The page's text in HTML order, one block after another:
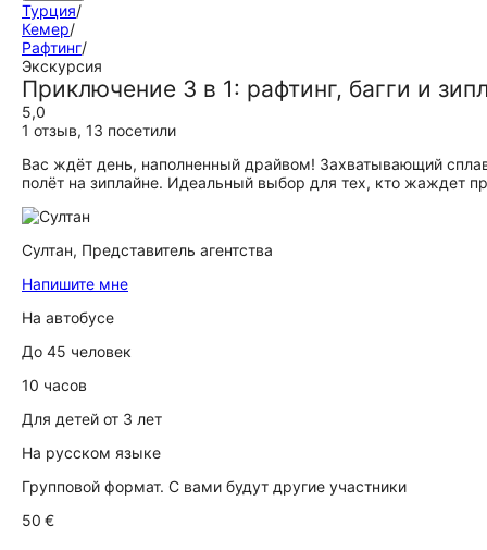
Турция/
Кемер/
Рафтинг/
Экскурсия
Приключение 3 в 1: рафтинг, багги и
5,0
1 отзыв, 13 посетили
Вас ждёт день, наполненный драйвом! Захватывающий
полёт на зиплайне. Идеальный выбор для тех, кто жаждет
Султан, Представитель агентства
Напишите мне
На автобусе
До 45 человек
10 часов
Для детей от 3 лет
На русском языке
Групповой формат. С вами будут другие участники
50 €